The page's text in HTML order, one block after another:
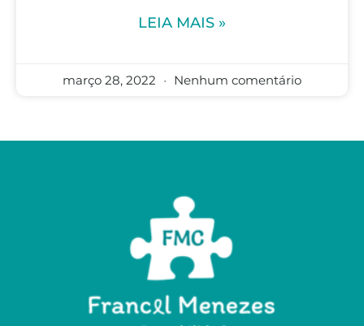
LEIA MAIS »
março 28, 2022 Nenhum comentário